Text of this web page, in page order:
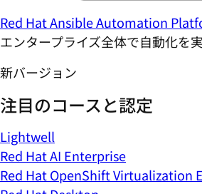
Red Hat Ansible Automation
エンタープライズ全体で自動化を
新バージョン
注目のコースと認定
Lightwell
Red Hat AI Enterprise
Red Hat OpenShift Virtualization